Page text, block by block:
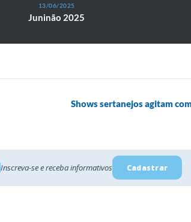
13/06/2025
Juninão 2025
Shows sertanejos agitam
Inscreva-se e receba informativos Cadastrar